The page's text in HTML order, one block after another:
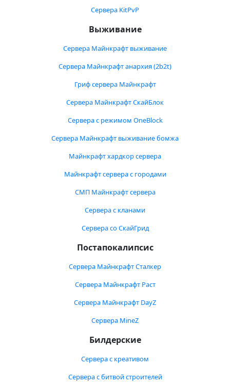
Сервера KitPvP
Выживание
Сервера Майнкрафт выживание
Сервера Майнкрафт анархия (2b2t)
Гриф сервера Майнкрафт
Сервера Майнкрафт СкайБлок
Сервера с режимом OneBlock
Сервера Майнкрафт выживание бомжа
Майнкрафт хардкор сервера
Майнкрафт сервера с городами
СМП Майнкрафт сервера
Сервера с кланами
Сервера со СкайГрид
Постапокалипсис
Сервера Майнкрафт Сталкер
Сервера Майнкрафт Раст
Сервера Майнкрафт DayZ
Сервера MineZ
Билдерские
Сервера с креативом
Сервера с битвой строителей